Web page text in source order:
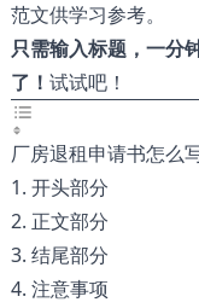
范文供学习参考。
只需输入标题，一分
了！ 试试吧！
厂房退租申请书怎么
1. 开头部分
2. 正文部分
3. 结尾部分
4. 注意事项